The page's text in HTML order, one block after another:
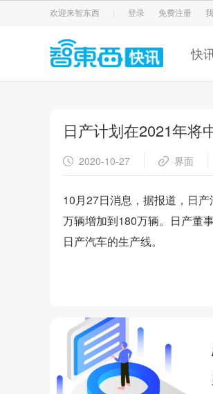
欢迎来智东西 登录 免费注册
智东西 车东西
快
日产计划在2021年将
2020-10-27 界面
10月27日消息，据报道，日
万辆增加到180万辆。日产董
日产汽车的生产线。